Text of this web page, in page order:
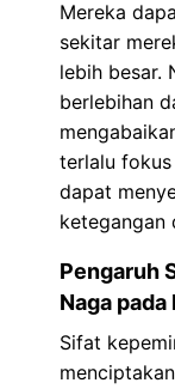
Mereka
sekitar
lebih besar.
berlebihan
terlalu
dapat
ketegangan
Pengaruh
Naga
Sifat